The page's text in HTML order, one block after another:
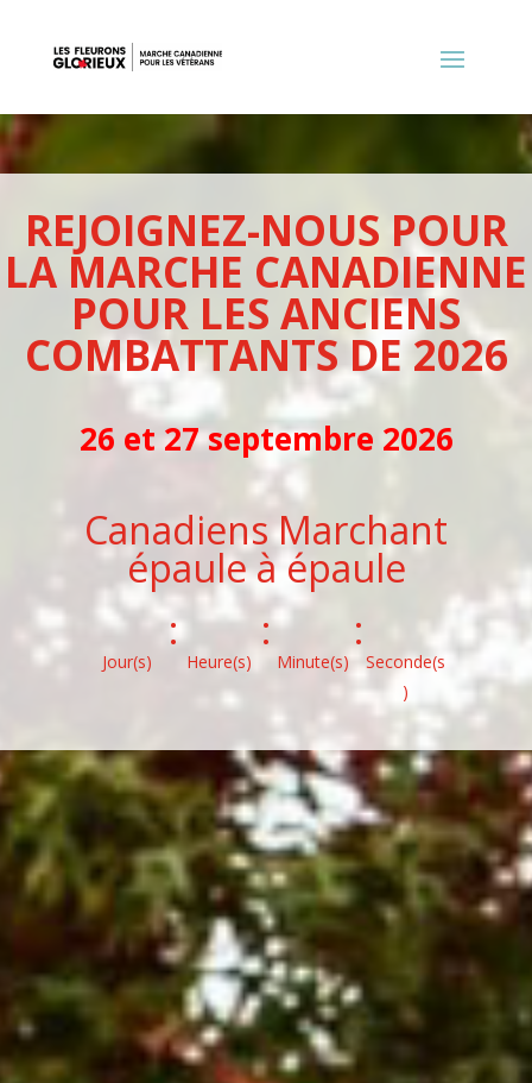
REJOIGNEZ-NOUS POUR
LA MARCHE CANADIENNE
POUR LES ANCIENS
COMBATTANTS DE 2026
26 et 27 septembre 2026
Canadiens Marchant
épaule à épaule
Jour(s)
:
Heure(s)
:
Minute(s)
:
Seconde(s
)